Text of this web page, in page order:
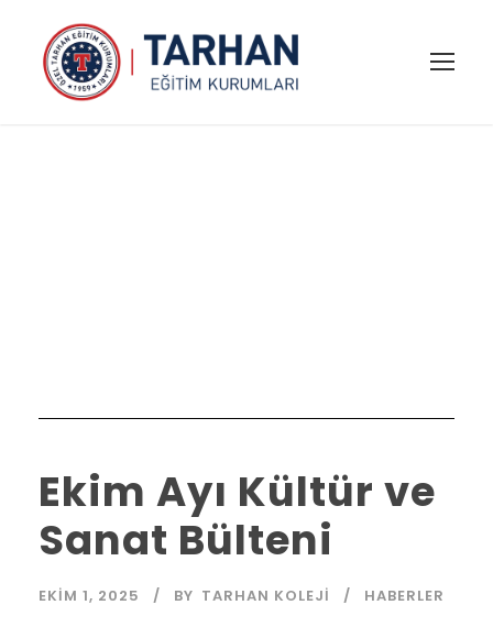
Ekim Ayı Kültür ve
Sanat Bülteni
EKIM 1, 2025 BY TARHAN KOLEJI HABERLER